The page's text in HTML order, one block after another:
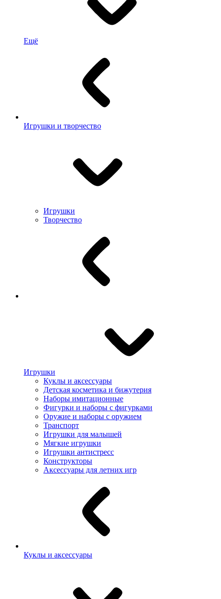
Ещё
Игрушки и творчество
Игрушки
Творчество
Игрушки
Куклы и аксессуары
Детская косметика и бижутерия
Наборы имитационные
Фигурки и наборы с фигурками
Оружие и наборы с оружием
Транспорт
Игрушки для малышей
Мягкие игрушки
Игрушки антистресс
Конструкторы
Аксессуары для летних игр
Куклы и аксессуары